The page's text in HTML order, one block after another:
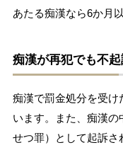
あたる痴漢なら6か月
痴漢が再犯でも不
痴漢で罰金処分を受け
います。また、痴漢
せつ罪）として起訴さ